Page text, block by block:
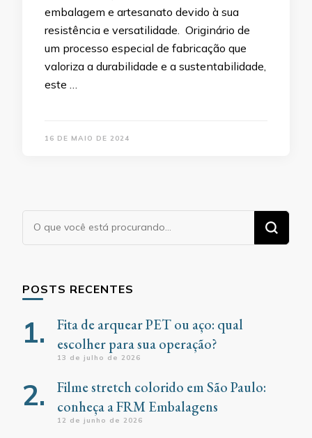
embalagem e artesanato devido à sua
resistência e versatilidade. Originário de
um processo especial de fabricação que
valoriza a durabilidade e a sustentabilidade,
este …
16 DE MAIO DE 2024
Procurando
algo?
POSTS RECENTES
Fita de arquear PET ou aço: qual
escolher para sua operação?
13 de julho de 2026
Filme stretch colorido em São Paulo:
conheça a FRM Embalagens
12 de junho de 2026